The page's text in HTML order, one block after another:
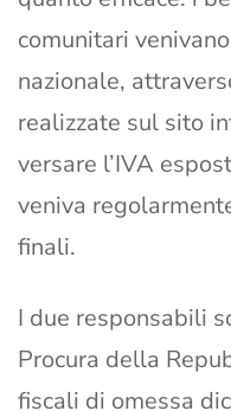
comunitari
nazionale,
realizzate sul sito
versare l’IVA
veniva
finali.
I due responsabili
Procura della
fiscali di omessa